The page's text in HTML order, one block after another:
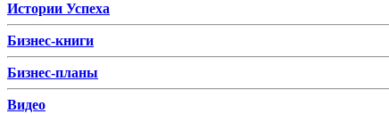
Истории Успеха
Бизнес-книги
Бизнес-планы
Видео